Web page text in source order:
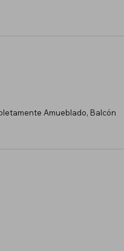
Amueblado, Balcón